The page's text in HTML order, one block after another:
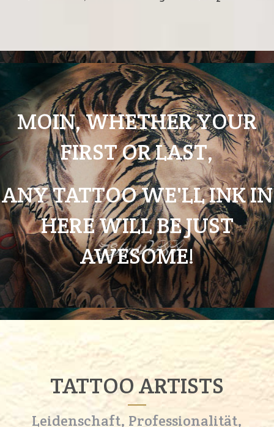
MOIN, WHETHER YOUR
FIRST OR LAST,
ANY TATTOO WE'LL INK IN
HERE WILL BE JUST
AWESOME!
TATTOO ARTISTS
Leidenschaft, Professionalität,